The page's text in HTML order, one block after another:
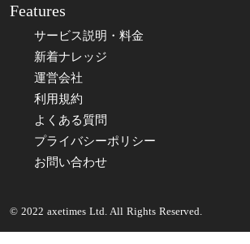
Features
サービス説明・料金
新着ナレッジ
運営会社
利用規約
よくある質問
プライバシーポリシー
お問い合わせ
© 2022 axetimes Ltd. All Rights Reserved.